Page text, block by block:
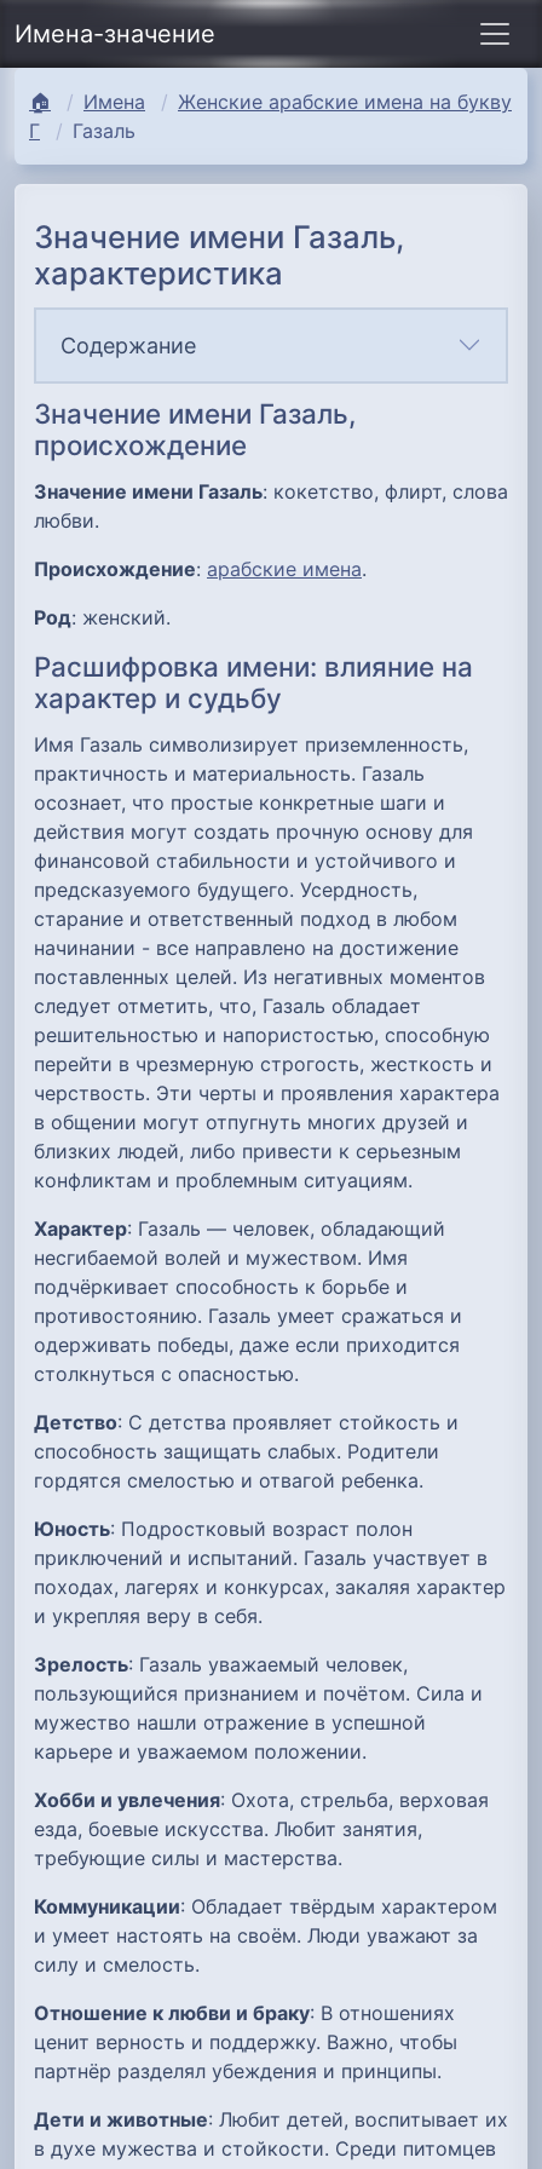
Имена-значение
🏠 Имена
Женские арабские имена на букву
Г
Газаль
Значение имени Газаль,
характеристика
Содержание
Значение имени Газаль,
происхождение
Значение имени Газаль: кокетство, флирт, слова
любви.
Происхождение: арабские имена.
Род: женский.
Расшифровка имени: влияние на
характер и судьбу
Имя Газаль символизирует приземленность,
практичность и материальность. Газаль
осознает, что простые конкретные шаги и
действия могут создать прочную основу для
финансовой стабильности и устойчивого и
предсказуемого будущего. Усердность,
старание и ответственный подход в любом
начинании - все направлено на достижение
поставленных целей. Из негативных моментов
следует отметить, что, Газаль обладает
решительностью и напористостью, способную
перейти в чрезмерную строгость, жесткость и
черствость. Эти черты и проявления характера
в общении могут отпугнуть многих друзей и
близких людей, либо привести к серьезным
конфликтам и проблемным ситуациям.
Характер: Газаль — человек, обладающий
несгибаемой волей и мужеством. Имя
подчёркивает способность к борьбе и
противостоянию. Газаль умеет сражаться и
одерживать победы, даже если приходится
столкнуться с опасностью.
Детство: С детства проявляет стойкость и
способность защищать слабых. Родители
гордятся смелостью и отвагой ребенка.
Юность: Подростковый возраст полон
приключений и испытаний. Газаль участвует в
походах, лагерях и конкурсах, закаляя характер
и укрепляя веру в себя.
Зрелость: Газаль уважаемый человек,
пользующийся признанием и почётом. Сила и
мужество нашли отражение в успешной
карьере и уважаемом положении.
Хобби и увлечения: Охота, стрельба, верховая
езда, боевые искусства. Любит занятия,
требующие силы и мастерства.
Коммуникации: Обладает твёрдым характером
и умеет настоять на своём. Люди уважают за
силу и смелость.
Отношение к любви и браку: В отношениях
ценит верность и поддержку. Важно, чтобы
партнёр разделял убеждения и принципы.
Дети и животные: Любит детей, воспитывает их
в духе мужества и стойкости. Среди питомцев